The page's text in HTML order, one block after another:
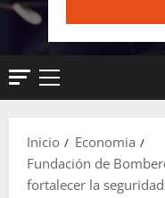
Menú
Inicio
Economia
Fundación de
fortalecer la